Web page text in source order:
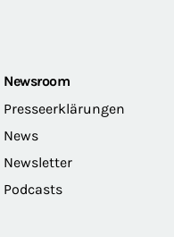
Newsroom
Presseerklärungen
News
Newsletter
Podcasts